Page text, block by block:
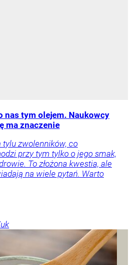
nas tym olejem. Naukowcy
ma znaczenie
tylu zwolenników, co
przy tym tylko o jego smak,
To złożona kwestia, ale
na wiele pytań. Warto